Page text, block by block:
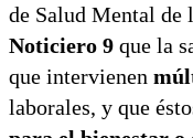
de Salud Mental de
Noticiero 9 que la
que intervienen
laborales, y que